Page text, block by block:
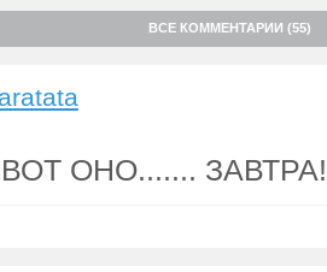
ВСЕ КОММЕНТАРИИ (55)
ВОТ ОНО.......